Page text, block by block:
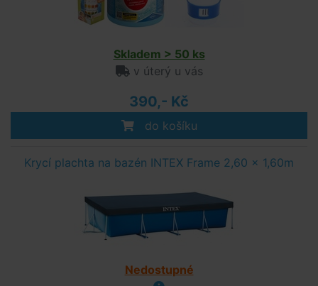
Skladem > 50 ks
v úterý u vás
390,- Kč
do košíku
Krycí plachta na bazén INTEX Frame 2,60 x 1,60m
Nedostupné